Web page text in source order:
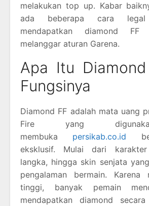
melakukan top up. Kabar
ada beberapa cara
mendapatkan diamond
melanggar aturan Garena.
Apa Itu
Fungsinya
Diamond FF adalah mata uang
Fire yang
membuka persikab.co.id
eksklusif. Mulai dari
langka, hingga skin senjata
pengalaman bermain. Karena
tinggi, banyak pemain
mendapatkan diamond